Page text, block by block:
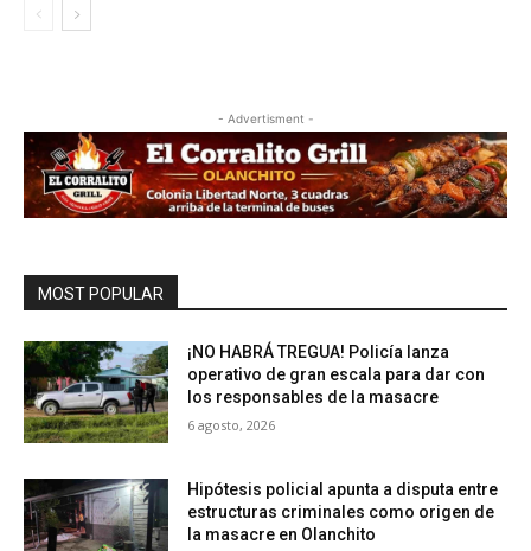
- Advertisment -
MOST POPULAR
¡NO HABRÁ TREGUA! Policía lanza
operativo de gran escala para dar con
los responsables de la masacre
6 agosto, 2026
Hipótesis policial apunta a disputa entre
estructuras criminales como origen de
la masacre en Olanchito